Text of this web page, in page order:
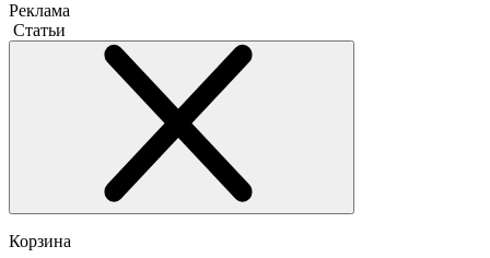
Реклама
Статьи
Корзина